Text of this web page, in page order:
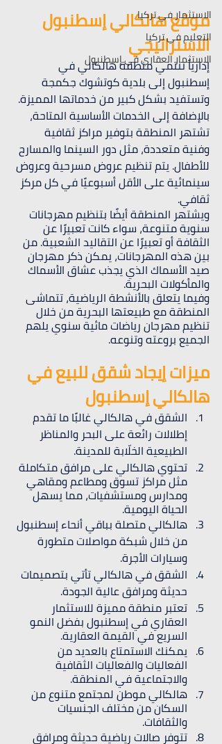
الاستثمار في تركيا
التعليم في تركيا
الاستثمار العقاري في إسطنبول
موقع هالكالي إسطنبول
الاستراتيجي
إدارياً تنتمي منطقة هالكالي في
إسطنبول إلى بلدية كوتشوك جكمجة
وتستفيد بشكل كبير من خدماتها المميزة.
بالإضافة إلى الخدمات الأساسية المتاحة،
تشتهر المنطقة بتوفير مراكز ثقافية
وفنية متعددة، مثل دور السينما والمسارح
للأطفال. يتم تنظيم عروض مسرحية وعروض
سينمائية على الأقل أسبوعيًا في كل مركز
ثقافي.
ويشتهر المنطقة أيضًا بتنظيم مهرجانات
سنوية متنوعة، سواء كانت تعبيرًا عن
الثقافة أو تعبيرًا عن التقاليد الشعبية. من
بين هذه المهرجانات، يمكن ذكر مهرجان
صيد الأسماك الذي يجذب عشاق الأسماك
والمأكولات البحرية.
وفيما يتعلق بالأنشطة الرياضية، تتماشى
المنطقة مع طبيعتها البحرية من خلال
تنظيم مهرجان رياضات مائية سنوي يلهم
الجميع بروعته وتنوعه.
ميزات إيجاد شقق للبيع في
هالكالي إسطنبول
الشقق في هالكالي غالبًا ما تقدم
إطلالات رائعة على البحر والمناظر
الطبيعية الخلّابة للمدينة.
تحتوي هالكالي على مرافق متكاملة
مثل مراكز تسوق ومطاعم ومقاهي
ومدارس ومستشفيات، مما يسهل
الحياة اليومية.
هالكالي متصلة بباقي أنحاء إسطنبول
من خلال شبكة مواصلات متطورة
وسيارات الأجرة.
الشقق في هالكالي تأتي بتصميمات
حديثة ومرافق عالية الجودة.
تعتبر منطقة مميزة للاستثمار
العقاري في إسطنبول بفضل النمو
السريع في القيمة العقارية.
يمكنك الاستمتاع بالعديد من
الفعاليات والفعاليات الثقافية
والاجتماعية في المنطقة.
هالكالي موطن لمجتمع متنوع من
السكان من مختلف الجنسيات
والثقافات.
تتوفر صالات رياضية حديثة ومرافق